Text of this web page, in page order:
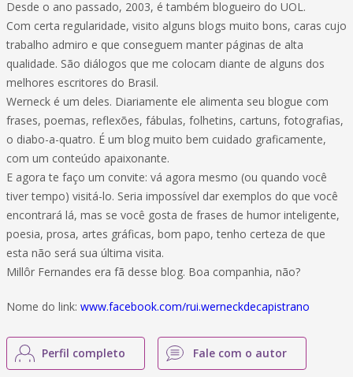
Desde o ano passado, 2003, é também blogueiro do UOL.
Com certa regularidade, visito alguns blogs muito bons, caras cujo
trabalho admiro e que conseguem manter páginas de alta
qualidade. São diálogos que me colocam diante de alguns dos
melhores escritores do Brasil.
Werneck é um deles. Diariamente ele alimenta seu blogue com
frases, poemas, reflexões, fábulas, folhetins, cartuns, fotografias,
o diabo-a-quatro. É um blog muito bem cuidado graficamente,
com um conteúdo apaixonante.
E agora te faço um convite: vá agora mesmo (ou quando você
tiver tempo) visitá-lo. Seria impossível dar exemplos do que você
encontrará lá, mas se você gosta de frases de humor inteligente,
poesia, prosa, artes gráficas, bom papo, tenho certeza de que
esta não será sua última visita.
Millôr Fernandes era fã desse blog. Boa companhia, não?
Nome do link: www.facebook.com/rui.werneckdecapistrano
Perfil completo Fale com o autor